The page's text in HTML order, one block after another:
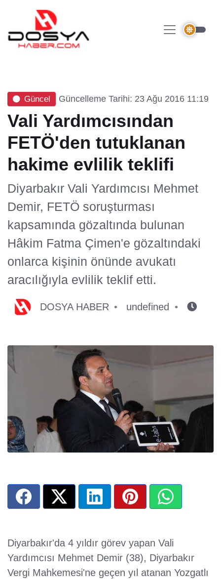
Güncel Güncelleme Tarihi: 23 Ağu 2016 11:19
Vali Yardımcısından
FETÖ'den tutuklanan
hakime evlilik teklifi
Diyarbakır Vali Yardımcısı Mehmet
Demir, FETÖ soruşturması
kapsamında gözaltında bulunan
Hâkim Fatma Çimen'e gözaltındaki
onlarca kişinin önünde avukatı
aracılığıyla evlilik teklif etti.
DOSYA HABER undefined
Diyarbakır'da 4 yıldır görev yapan Vali
Yardımcısı Mehmet Demir (38), Diyarbakır
Vergi Mahkemesi'ne geçen yıl atanan Yozgatlı